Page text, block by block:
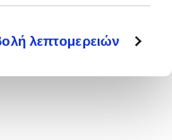
λεπτομερειών